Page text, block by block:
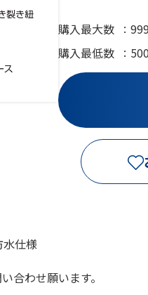
購入最大数
購入最低数
500
水仕様
合わせ願います。